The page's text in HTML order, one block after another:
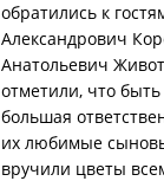
обратились к
Александрович
Анатольевич
отметили, что
большая
их любимые
вручили цветы